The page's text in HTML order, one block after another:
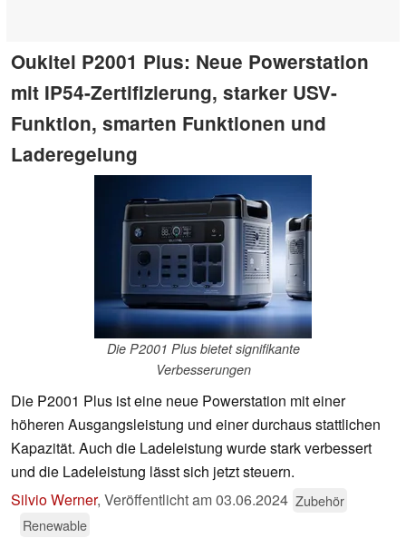
Oukitel P2001 Plus: Neue Powerstation
mit IP54-Zertifizierung, starker USV-
Funktion, smarten Funktionen und
Laderegelung
Die P2001 Plus bietet signifikante
Verbesserungen
Die P2001 Plus ist eine neue Powerstation mit einer
höheren Ausgangsleistung und einer durchaus stattlichen
Kapazität. Auch die Ladeleistung wurde stark verbessert
und die Ladeleistung lässt sich jetzt steuern.
Silvio Werner, Veröffentlicht am03.06.2024 Zubehör
Renewable